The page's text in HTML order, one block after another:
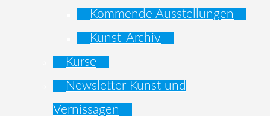
Kommende Ausstellungen
Kunst-Archiv
Kurse
Newsletter Kunst und
Vernissagen